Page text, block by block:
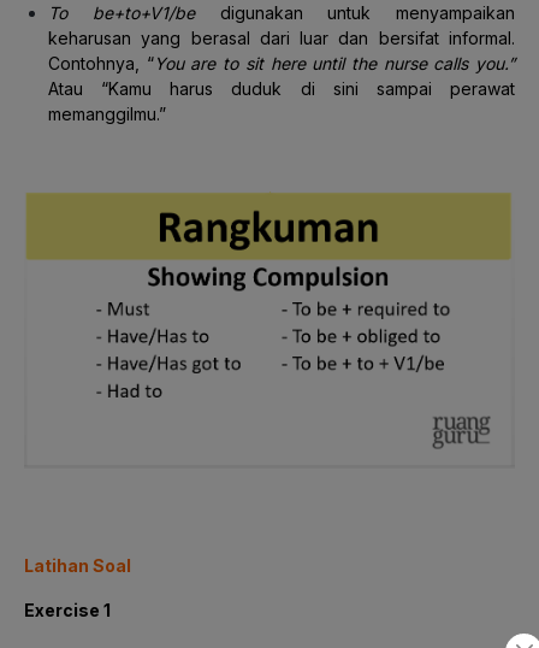
To be+to+V1/bedigunakan untuk menyampaikan
keharusan yang berasal dari luar dan bersifat informal.
Contohnya, “You are to sit here until the nurse calls you.”
Atau “Kamu harus duduk di sini sampai perawat
memanggilmu.”
Latihan Soal
Exercise 1